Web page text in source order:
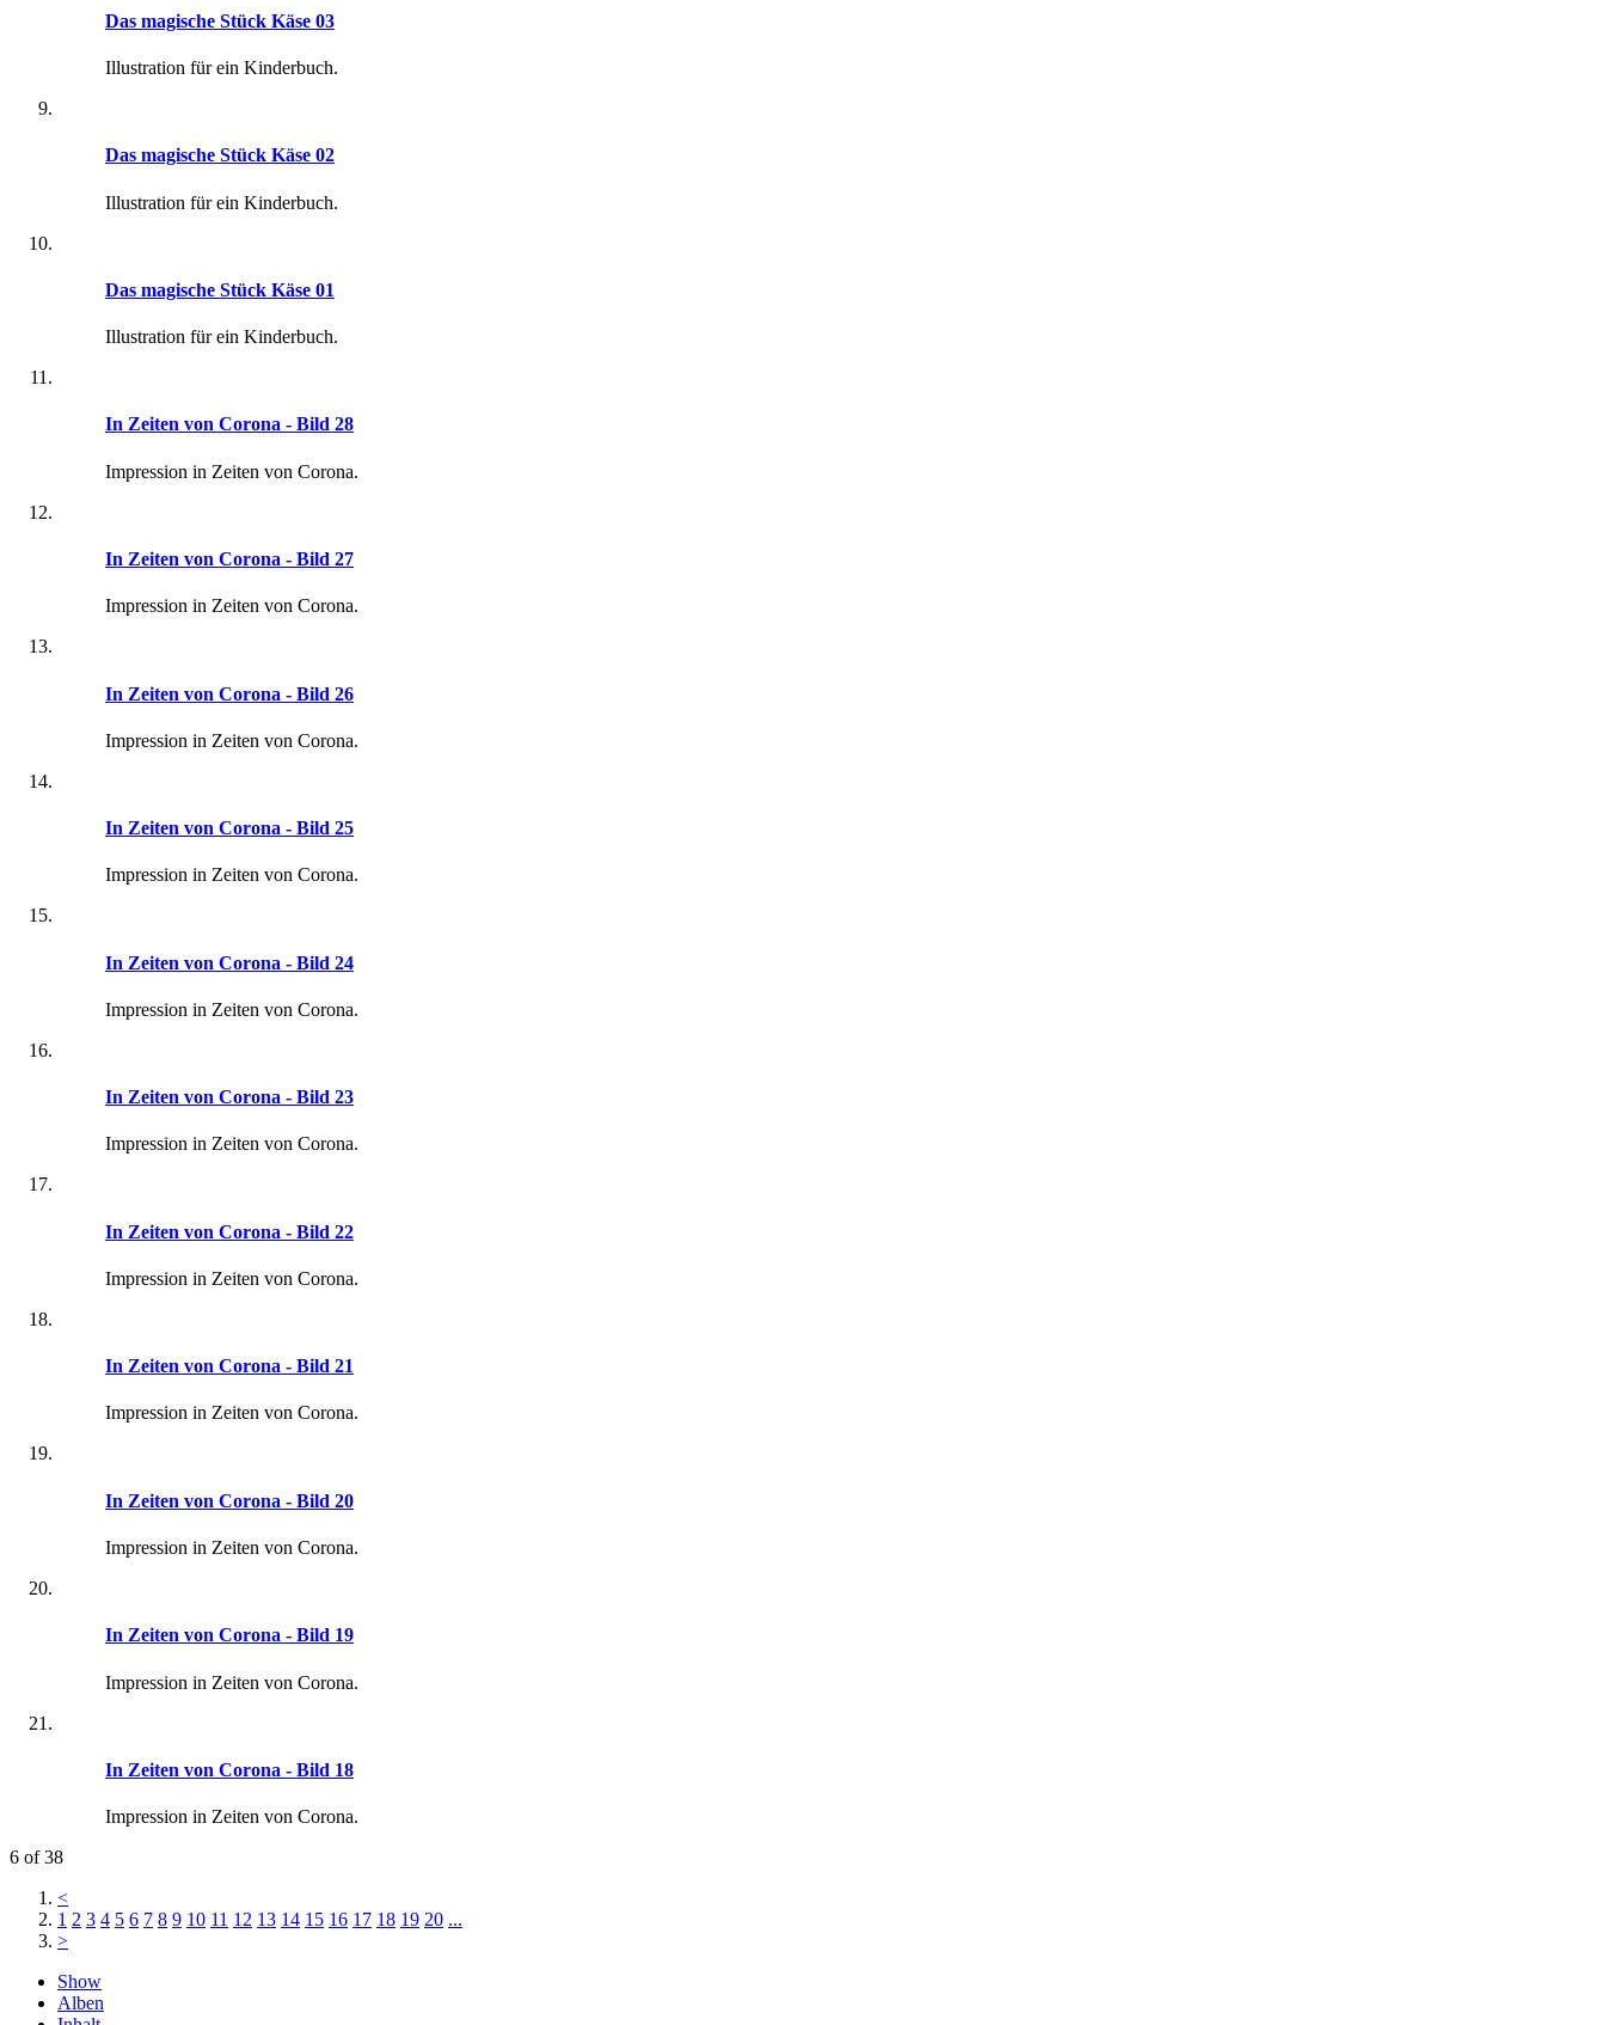
Das magische Stück Käse 03
Illustration für ein Kinderbuch.
Das magische Stück Käse 02
Illustration für ein Kinderbuch.
Das magische Stück Käse 01
Illustration für ein Kinderbuch.
In Zeiten von Corona - Bild 28
Impression in Zeiten von Corona.
In Zeiten von Corona - Bild 27
Impression in Zeiten von Corona.
In Zeiten von Corona - Bild 26
Impression in Zeiten von Corona.
In Zeiten von Corona - Bild 25
Impression in Zeiten von Corona.
In Zeiten von Corona - Bild 24
Impression in Zeiten von Corona.
In Zeiten von Corona - Bild 23
Impression in Zeiten von Corona.
In Zeiten von Corona - Bild 22
Impression in Zeiten von Corona.
In Zeiten von Corona - Bild 21
Impression in Zeiten von Corona.
In Zeiten von Corona - Bild 20
Impression in Zeiten von Corona.
In Zeiten von Corona - Bild 19
Impression in Zeiten von Corona.
In Zeiten von Corona - Bild 18
Impression in Zeiten von Corona.
6 of 38
<
1 2 3 4 5 6 7 8 9 10 11 12 13 14 15 16 17 18 19 20 ...
>
Show
Alben